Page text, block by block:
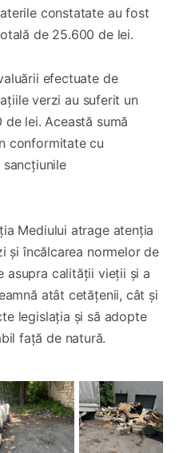
constatate au fost
de 25.600 de lei.
efectuate de
verzi au suferit un
lei. Această sumă
conformitate cu
Mediului atrage atenția
și încălcarea normelor de
asupra calității vieții și a
atât cetățenii, cât și
legislația și să adopte
față de natură.